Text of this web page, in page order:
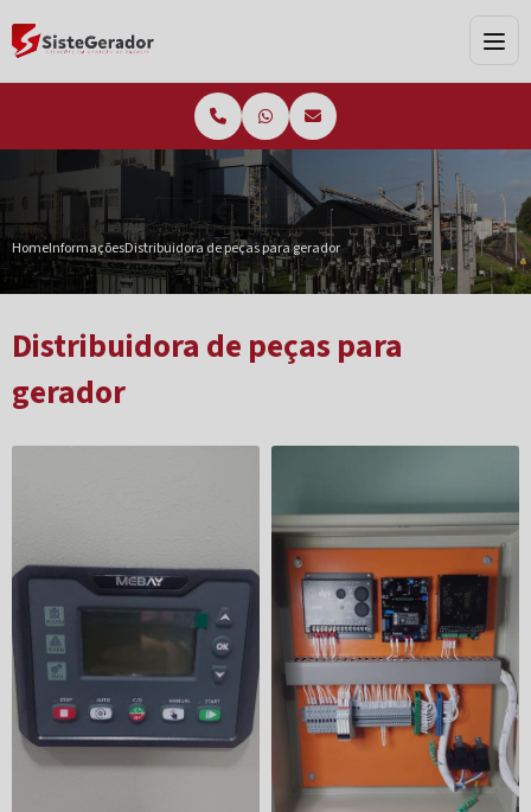
HomeInformaçõesDistribuidora de peças para gerador
Distribuidora de peças para
gerador